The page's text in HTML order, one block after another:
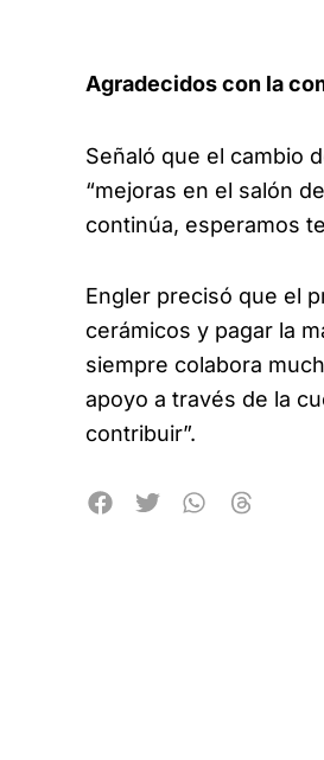
Agradecidos con la
Señaló que el cambio
“mejoras en el salón
continúa, esperamos
Engler precisó que el
cerámicos y pagar la
siempre colabora
apoyo a través de la
contribuir”.